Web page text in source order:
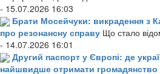
- 15.07.2026 16:03
Брати Мосейчуки: викрадення з
про резонансну справу Що стало
- 14.07.2026 16:01
Другий паспорт у Європі: де
найшвидше отримати